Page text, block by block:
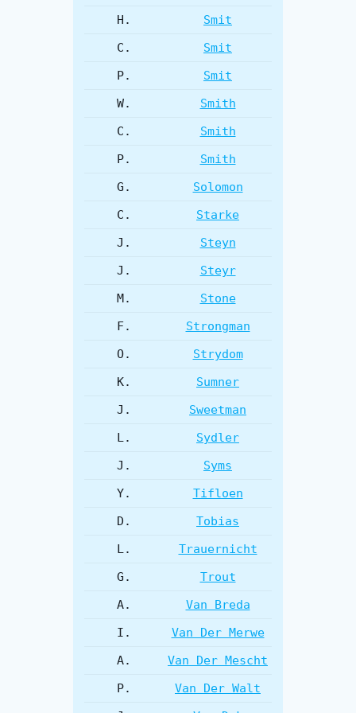
H.
Smit
C.
Smit
P.
Smit
W.
Smith
C.
Smith
P.
Smith
G.
Solomon
C.
Starke
J.
Steyn
J.
Steyr
M.
Stone
F.
Strongman
O.
Strydom
K.
Sumner
J.
Sweetman
L.
Sydler
J.
Syms
Y.
Tifloen
D.
Tobias
L.
Trauernicht
G.
Trout
A.
Van Breda
I.
Van Der Merwe
A.
Van Der Mescht
P.
Van Der Walt